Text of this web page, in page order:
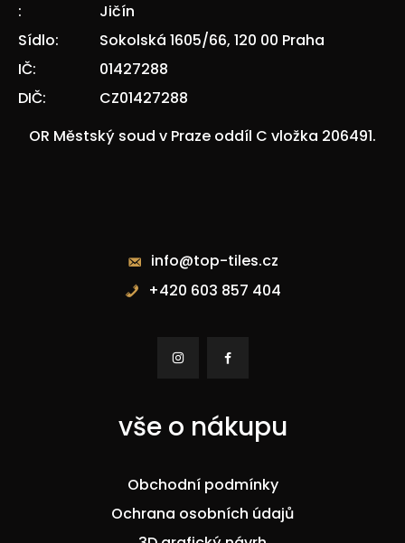
:
Jičín
Sídlo:
Sokolská 1605/66, 120 00 Praha
IČ:
01427288
DIČ:
CZ01427288
OR Městský soud v Praze oddíl C vložka 206491.
info@top-tiles.cz
+420 603 857 404
 
vše o nákupu
Obchodní podmínky
Ochrana osobních údajů